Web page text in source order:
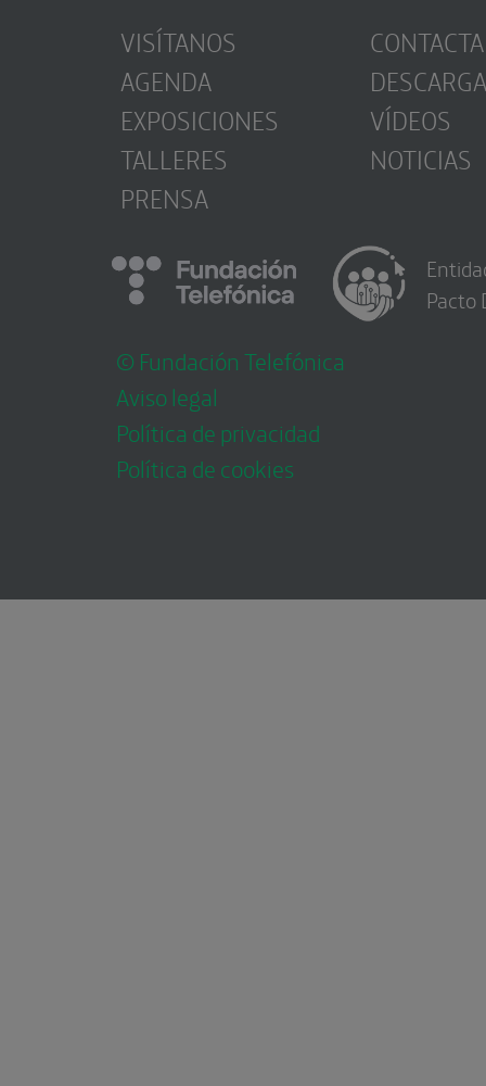
VISÍTANOS
AGENDA
EXPOSICIONES
TALLERES
PRENSA
CONTACTA
VÍDEOS
NOTICIAS
© Fundación Telefónica
Aviso legal
Política de privacidad
Política de cookies
Pacto